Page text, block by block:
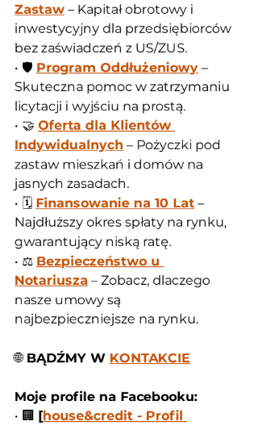
Zastaw – Kapitał obrotowy i
inwestycyjny dla przedsiębiorców
bez zaświadczeń z US/ZUS.
• 🛡️ Program Oddłużeniowy –
Skuteczna pomoc w zatrzymaniu
licytacji i wyjściu na prostą.
• 🤝 Oferta dla Klientów
Indywidualnych – Pożyczki pod
zastaw mieszkań i domów na
jasnych zasadach.
• 🗓️ Finansowanie na 10 Lat –
Najdłuższy okres spłaty na rynku,
gwarantujący niską ratę.
• ⚖️ Bezpieczeństwo u
Notariusza – Zobacz, dlaczego
nasze umowy są
najbezpieczniejsze na rynku.
🌐 BĄDŹMY W KONTAKCIE
Moje profile na Facebooku:
• 🏢 [house&credit - Profil